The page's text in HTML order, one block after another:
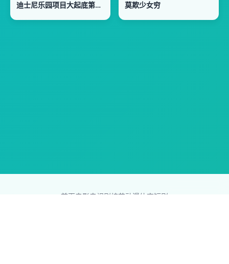
迪士尼乐园项目大起底第二季 莫欺少女穷
首页电影电视剧综艺动漫体育短剧